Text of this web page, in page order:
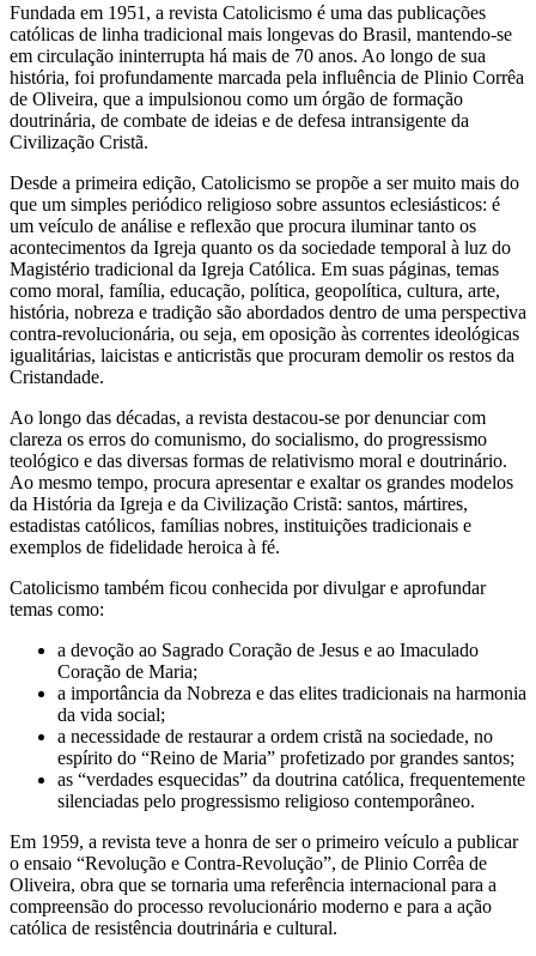
Fundada em 1951, a revista Catolicismo é uma das publicações
católicas de linha tradicional mais longevas do Brasil, mantendo-se
em circulação ininterrupta há mais de 70 anos. Ao longo de sua
história, foi profundamente marcada pela influência de Plinio Corrêa
de Oliveira, que a impulsionou como um órgão de formação
doutrinária, de combate de ideias e de defesa intransigente da
Civilização Cristã.
Desde a primeira edição, Catolicismo se propõe a ser muito mais do
que um simples periódico religioso sobre assuntos eclesiásticos: é
um veículo de análise e reflexão que procura iluminar tanto os
acontecimentos da Igreja quanto os da sociedade temporal à luz do
Magistério tradicional da Igreja Católica. Em suas páginas, temas
como moral, família, educação, política, geopolítica, cultura, arte,
história, nobreza e tradição são abordados dentro de uma perspectiva
contra-revolucionária, ou seja, em oposição às correntes ideológicas
igualitárias, laicistas e anticristãs que procuram demolir os restos da
Cristandade.
Ao longo das décadas, a revista destacou-se por denunciar com
clareza os erros do comunismo, do socialismo, do progressismo
teológico e das diversas formas de relativismo moral e doutrinário.
Ao mesmo tempo, procura apresentar e exaltar os grandes modelos
da História da Igreja e da Civilização Cristã: santos, mártires,
estadistas católicos, famílias nobres, instituições tradicionais e
exemplos de fidelidade heroica à fé.
Catolicismo também ficou conhecida por divulgar e aprofundar
temas como:
a devoção ao Sagrado Coração de Jesus e ao Imaculado
Coração de Maria;
a importância da Nobreza e das elites tradicionais na harmonia
da vida social;
a necessidade de restaurar a ordem cristã na sociedade, no
espírito do “Reino de Maria” profetizado por grandes santos;
as “verdades esquecidas” da doutrina católica, frequentemente
silenciadas pelo progressismo religioso contemporâneo.
Em 1959, a revista teve a honra de ser o primeiro veículo a publicar
o ensaio “Revolução e Contra-Revolução”, de Plinio Corrêa de
Oliveira, obra que se tornaria uma referência internacional para a
compreensão do processo revolucionário moderno e para a ação
católica de resistência doutrinária e cultural.